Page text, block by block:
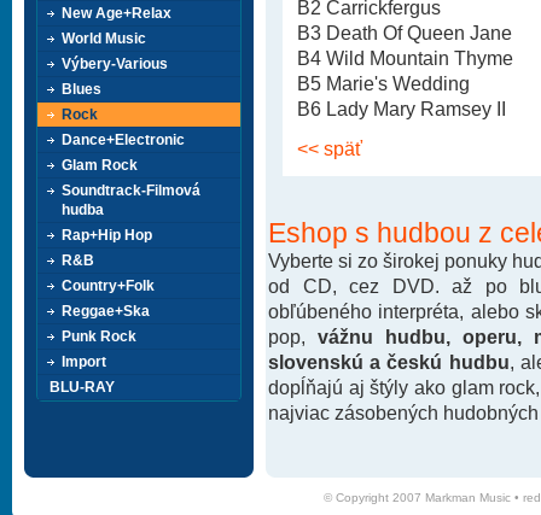
B2 Carrickfergus
B3 Death Of Queen Jane
B4 Wild Mountain Thyme
B5 Marie's Wedding
B6 Lady Mary Ramsey II
<< späť
Eshop s hudbou z
Vyberte si zo širokej ponuky
od CD, cez DVD. až po
obľúbeného interpréta, alebo
pop, vážnu hudbu, operu,
slovenskú a českú hudbu ,
dopĺňajú aj štýly ako glam
najviac zásobených
New Age+Relax
World Music
Výbery-Various
Blues
Rock
Dance+Electronic
Glam Rock
Soundtrack-Filmová
hudba
Rap+Hip Hop
R&B
Country+Folk
Reggae+Ska
Punk Rock
Import
BLU-RAY
© Copyright 2007 Markman Music •